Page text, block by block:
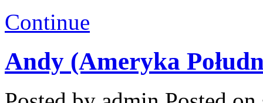
Continue
Andy (Ameryka